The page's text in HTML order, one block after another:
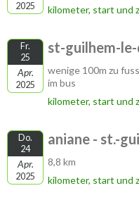
2025
kilometer, start und
Fr.
25
Apr.
2025
st-guilhem-
wenige 100m zu
im bus
kilometer, start und
Do.
24
Apr.
2025
aniane - st.-
8,8 km
kilometer, start und